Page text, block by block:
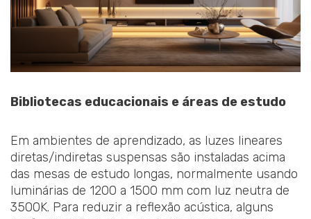
Bibliotecas educacionais e áreas de estudo
Em ambientes de aprendizado, as luzes lineares
diretas/indiretas suspensas são instaladas acima
das mesas de estudo longas, normalmente usando
luminárias de 1200 a 1500 mm com luz neutra de
3500K. Para reduzir a reflexão acústica, alguns